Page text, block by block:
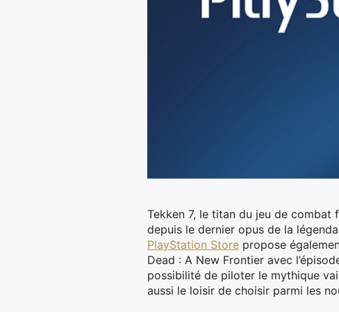
Tekken 7, le titan du jeu de
depuis le dernier opus de la
PlayStation Store propose
Dead : A New Frontier avec
possibilité de piloter le mythique
aussi le loisir de choisir parmi les